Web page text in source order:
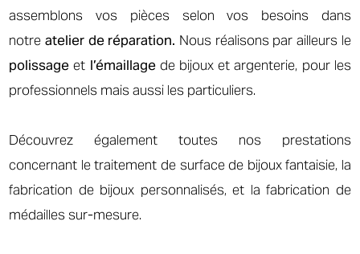
assemblons vos pièces selon vos besoins dans
notre atelier de réparation. Nous réalisons par ailleurs le
polissageet l’émaillage de bijoux et argenterie, pour les
professionnels mais aussi les particuliers.
Découvrez également toutes nos prestations
concernant le traitement de surface de bijoux fantaisie, la
fabrication de bijoux personnalisés, et la fabrication de
médailles sur-mesure.